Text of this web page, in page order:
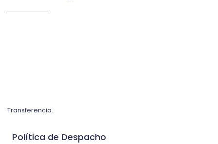
Transferencia.
Política de Despacho